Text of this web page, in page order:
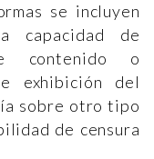
se incluyen
capacidad de
contenido o
exhibición del
sobre otro tipo
de censura